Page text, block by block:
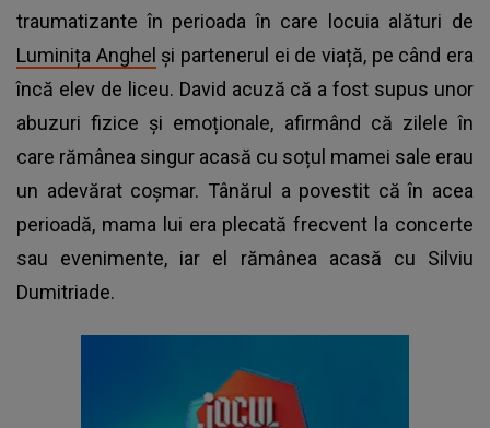
traumatizante în perioada în care locuia alături de
Luminița Anghel și partenerul ei de viață, pe când era
încă elev de liceu. David acuză că a fost supus unor
abuzuri fizice și emoționale, afirmând că zilele în
care rămânea singur acasă cu soțul mamei sale erau
un adevărat coșmar. Tânărul a povestit că în acea
perioadă, mama lui era plecată frecvent la concerte
sau evenimente, iar el rămânea acasă cu Silviu
Dumitriade.